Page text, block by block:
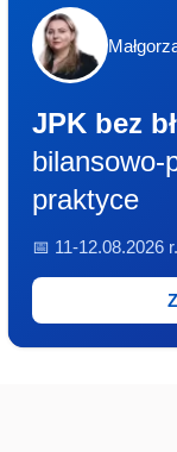
JPK bez
bilansowo-
praktyce
📅 11-12.08.2026 r.